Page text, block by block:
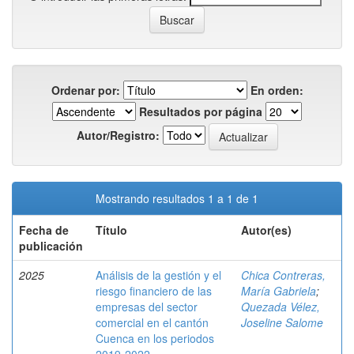
Ordenar por:
En orden:
Resultados por página
Autor/Registro:
Mostrando resultados 1 a 1 de 1
Fecha de
publicación
Título Autor(es)
2025
Análisis de la gestión y el
riesgo financiero de las
empresas del sector
comercial en el cantón
Cuenca en los periodos
Chica Contreras,
María Gabriela;
Quezada Vélez,
Joseline Salome